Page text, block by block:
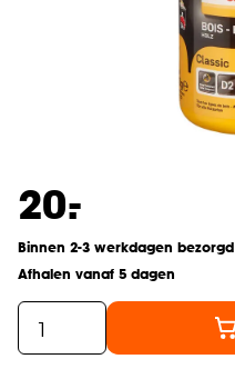
20.
-
Binnen 2-3 werkdagen bezorgd
Afhalen vanaf 5 dagen